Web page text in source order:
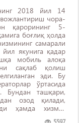
2018 йил 14
чора-
қарорининг 5-
боғлиқ ҳолда
самарали
якунига қадар
мобиль алоқа
сақлаб қолиш
эди. Бу
ўртасида
Бундан ташқари,
озод қилади,
ҳамда хизмат